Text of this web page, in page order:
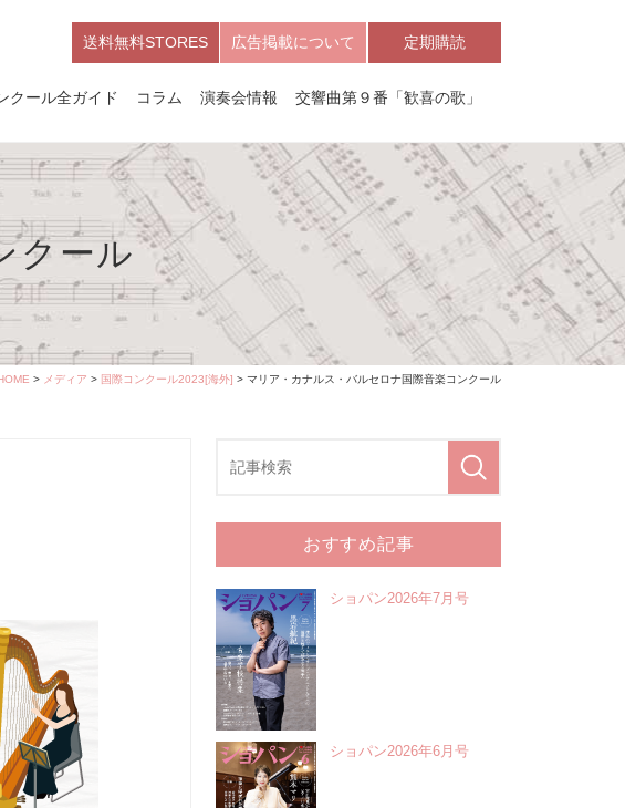
送料無料STORES 広告掲載について 定期購読
クール全ガイド コラム 演奏会情報 交響曲第９番「歓喜の歌」
クール
> メディア > 国際コンクール2023[海外] > マリア・カナルス・バルセロナ国際音楽コンクール
おすすめ記事
ショパン2026年7月号
ショパン2026年6月号